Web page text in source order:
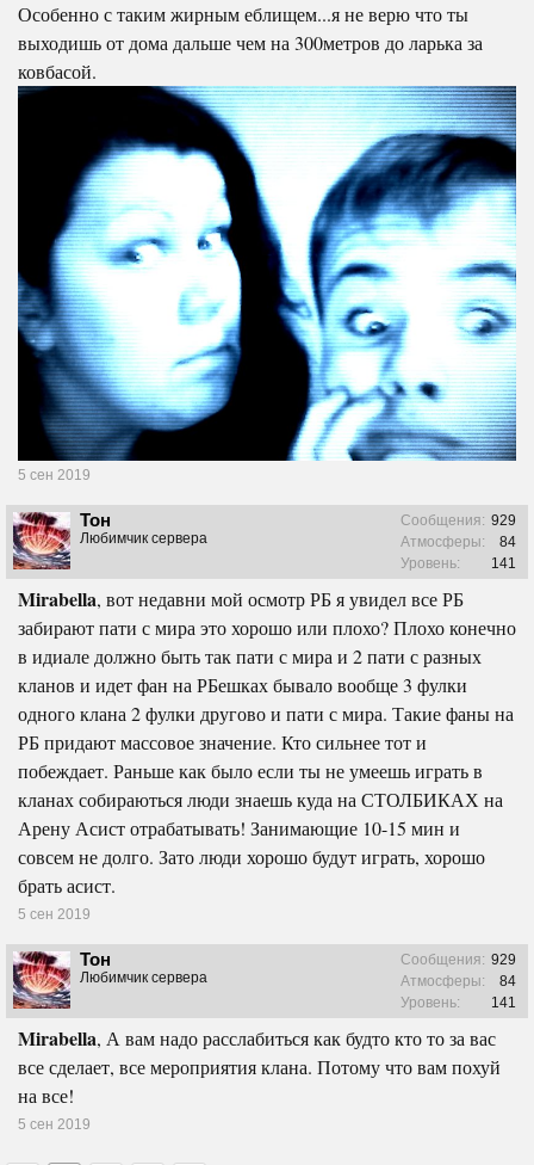
Особенно с таким жирным еблищем...я не верю что ты
выходишь от дома дальше чем на 300метров до ларька за
ковбасой.
5 сен 2019
Тон
Любимчик сервера
Сообщения: 929
Атмосферы:
84
Уровень:
141
Mirabella, вот недавни мой осмотр РБ я увидел все РБ
забирают пати с мира это хорошо или плохо? Плохо конечно
в идиале должно быть так пати с мира и 2 пати с разных
кланов и идет фан на РБешках бывало вообще 3 фулки
одного клана 2 фулки другово и пати с мира. Такие фаны на
РБ придают массовое значение. Кто сильнее тот и
побеждает. Раньше как было если ты не умеешь играть в
кланах собираються люди знаешь куда на СТОЛБИКАХ на
Арену Асист отрабатывать! Занимающие 10-15 мин и
совсем не долго. Зато люди хорошо будут играть, хорошо
брать асист.
5 сен 2019
Тон
Любимчик сервера
Сообщения: 929
Атмосферы:
84
Уровень:
141
Mirabella, А вам надо расслабиться как будто кто то за вас
все сделает, все мероприятия клана. Потому что вам похуй
на все!
5 сен 2019